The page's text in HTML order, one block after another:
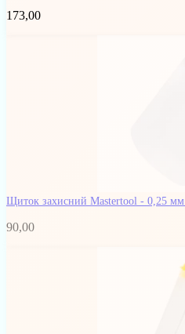
173,00
Щиток захисний Mastertool - 0,25 мм
90,00